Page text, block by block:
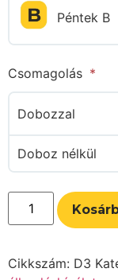
Péntek B
Csomagolás
Dobozzal
Doboz nélkül
Cikkszám: D3